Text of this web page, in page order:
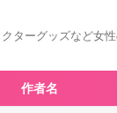
ターグッズなど女
作者名